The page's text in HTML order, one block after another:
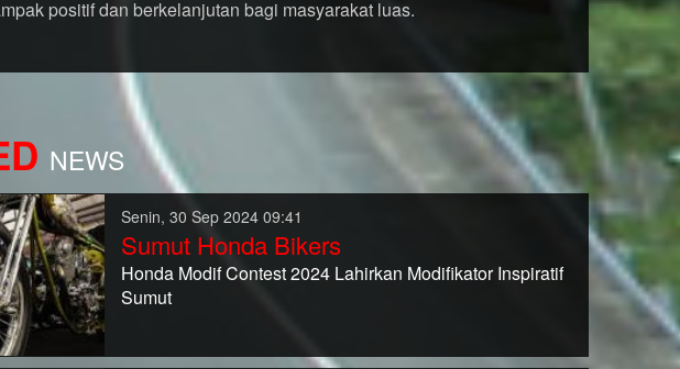
positif dan berkelanjutan bagi masyarakat luas.
NEWS
Senin, 30 Sep 2024 09:41
Sumut Honda Bikers
Honda Modif Contest 2024 Lahirkan Modifikator Inspiratif
Sumut